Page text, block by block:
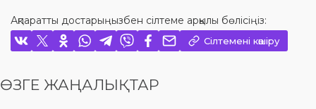
Ақпаратты достарыңызбен сілтеме арқылы бөлісіңіз:
Сілтемені көшіру
ӨЗГЕ ЖАҢАЛЫҚТАР